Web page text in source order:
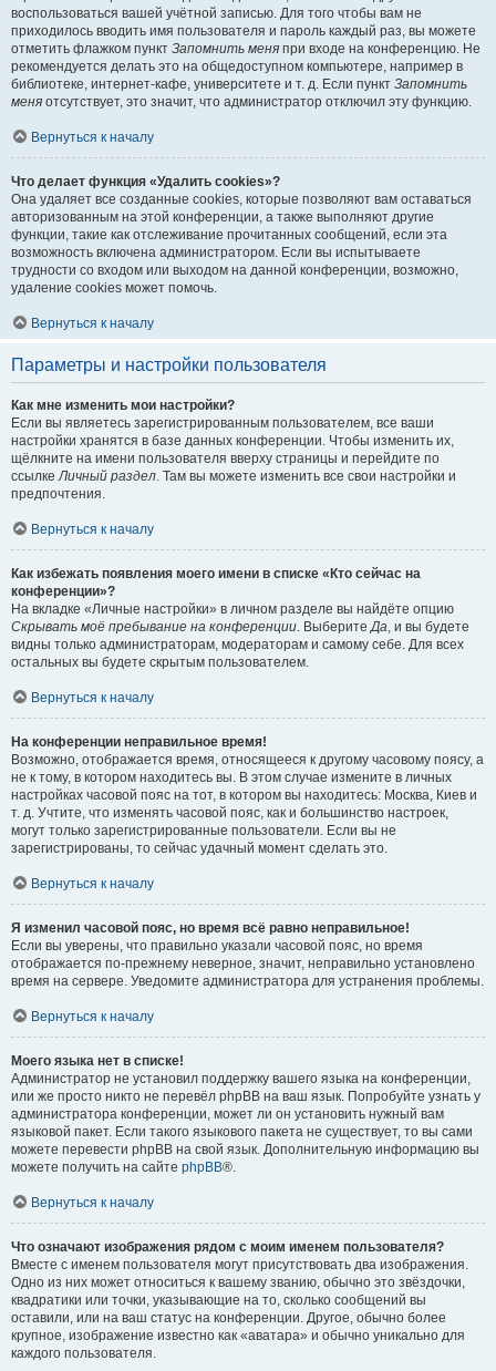
воспользоваться вашей учётной записью. Для того чтобы вам не
приходилось вводить имя пользователя и пароль каждый раз, вы можете
отметить флажком пункт Запомнить меня при входе на конференцию. Не
рекомендуется делать это на общедоступном компьютере, например в
библиотеке, интернет-кафе, университете и т. д. Если пункт Запомнить
меня отсутствует, это значит, что администратор отключил эту функцию.
Вернуться к началу
Что делает функция «Удалить cookies»?
Она удаляет все созданные cookies, которые позволяют вам оставаться
авторизованным на этой конференции, а также выполняют другие
функции, такие как отслеживание прочитанных сообщений, если эта
возможность включена администратором. Если вы испытываете
трудности со входом или выходом на данной конференции, возможно,
удаление cookies может помочь.
Вернуться к началу
Параметры и настройки пользователя
Как мне изменить мои настройки?
Если вы являетесь зарегистрированным пользователем, все ваши
настройки хранятся в базе данных конференции. Чтобы изменить их,
щёлкните на имени пользователя вверху страницы и перейдите по
ссылкеЛичный раздел. Там вы можете изменить все свои настройки и
предпочтения.
Вернуться к началу
Как избежать появления моего имени в списке «Кто сейчас на
конференции»?
На вкладке «Личные настройки» в личном разделе вы найдёте опцию
Скрывать моё пребывание на конференции. ВыберитеДа, и вы будете
видны только администраторам, модераторам и самому себе. Для всех
остальных вы будете скрытым пользователем.
Вернуться к началу
На конференции неправильное время!
Возможно, отображается время, относящееся к другому часовому поясу, а
не к тому, в котором находитесь вы. В этом случае измените в личных
настройках часовой пояс на тот, в котором вы находитесь: Москва, Киев и
т. д. Учтите, что изменять часовой пояс, как и большинство настроек,
могут только зарегистрированные пользователи. Если вы не
зарегистрированы, то сейчас удачный момент сделать это.
Вернуться к началу
Я изменил часовой пояс, но время всё равно неправильное!
Если вы уверены, что правильно указали часовой пояс, но время
отображается по-прежнему неверное, значит, неправильно установлено
время на сервере. Уведомите администратора для устранения проблемы.
Вернуться к началу
Моего языка нет в списке!
Администратор не установил поддержку вашего языка на конференции,
или же просто никто не перевёл phpBB на ваш язык. Попробуйте узнать у
администратора конференции, может ли он установить нужный вам
языковой пакет. Если такого языкового пакета не существует, то вы сами
можете перевести phpBB на свой язык. Дополнительную информацию вы
можете получить на сайте phpBB®.
Вернуться к началу
Что означают изображения рядом с моим именем пользователя?
Вместе с именем пользователя могут присутствовать два изображения.
Одно из них может относиться к вашему званию, обычно это звёздочки,
квадратики или точки, указывающие на то, сколько сообщений вы
оставили, или на ваш статус на конференции. Другое, обычно более
крупное, изображение известно как «аватара» и обычно уникально для
каждого пользователя.